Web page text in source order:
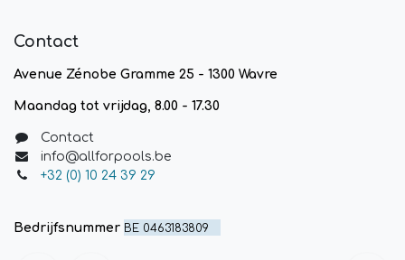
Contact
Avenue Zénobe Gramme 25 - 1300 Wavre
Maandag tot vrijdag, 8.00 - 17.30
Contact
info@allforpools.be
+32 (0) 10 24 39 29
Bedrijfsnummer BE 0463183809